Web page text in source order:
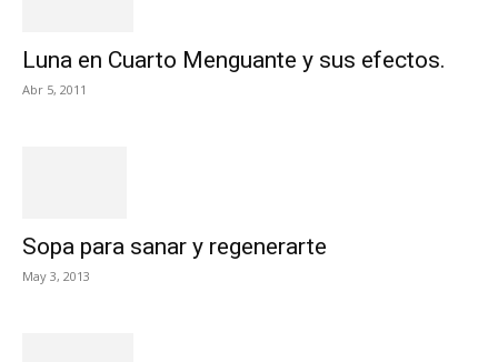
Luna en Cuarto Menguante y sus efectos.
Abr 5, 2011
Sopa para sanar y regenerarte
May 3, 2013